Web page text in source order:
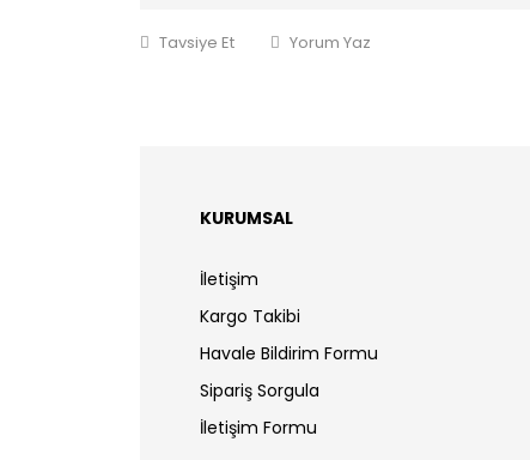
Tavsiye Et Yorum Yaz
KURUMSAL
İletişim
Kargo Takibi
Havale Bildirim Formu
Sipariş Sorgula
İletişim Formu